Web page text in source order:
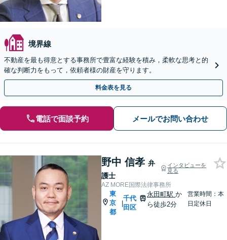
境界線
不動産を最も得意とする事務所で豊富な経験を積み，柔軟な思考と的
確な判断力をもって，依頼者様の財産を守ります。
料金表を見る
電話で面談予約 メールでお問い合わせ
野中 信孝 弁
護士
インタビューを
見る
AZ MORE国際法律事務所
東
京
都
|
千代
田区
永田町駅か
ら徒歩2分
営業時間：本
日定休日